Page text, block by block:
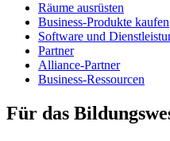
Räume ausrüsten
Business-Produkte kaufen
Software und
Partner
Alliance-Partner
Business-Ressourcen
Für das